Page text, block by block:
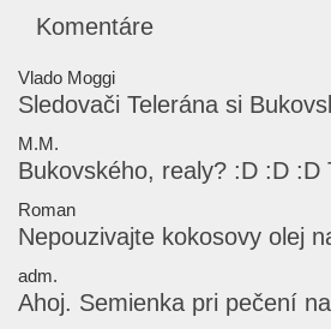
Komentáre
Vlado Moggi
Sledovači Telerána si
M.M.
Bukovského, realy? :D :D :D
Roman
Nepouzivajte kokosovy olej
adm.
Ahoj. Semienka pri pečení